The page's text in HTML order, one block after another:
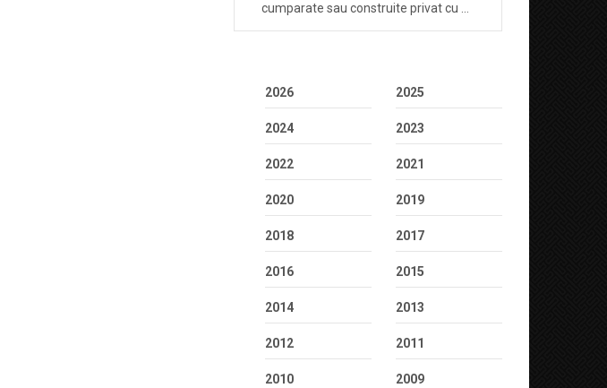
cumparate sau construite privat cu …
2026 2025
2024 2023
2022 2021
2020 2019
2018 2017
2016 2015
2014 2013
2012 2011
2010 2009